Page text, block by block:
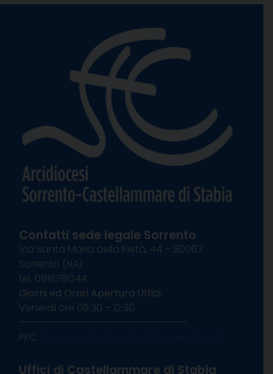
Contatti sede legale Sorrento
Via Santa Maria della Pietà, 44 – 80067
Sorrento (NA)
tel. 0818781244
Giorni ed Orari Apertura Uffici:
Venerdì ore 09:30 – 12:30
———————————————————–
PEC:
Uffici di Castellammare di Stabia